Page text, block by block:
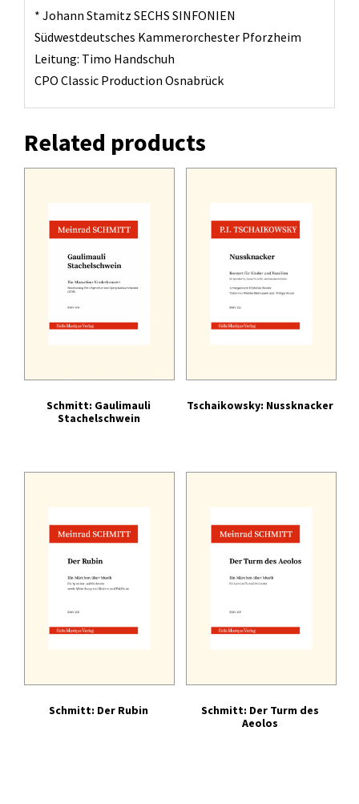
* Johann Stamitz SECHS SINFONIEN
Südwestdeutsches Kammerorchester Pforzheim
Leitung: Timo Handschuh
CPO Classic Production Osnabrück
Related products
Schmitt: Gaulimauli
Stachelschwein
Tschaikowsky: Nussknacker
Schmitt: Der Rubin
Schmitt: Der Turm des
Aeolos